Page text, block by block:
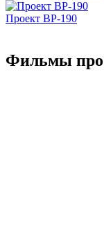
Проект ВР-190
Фильмы про